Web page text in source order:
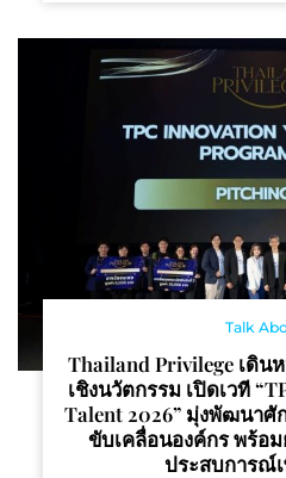
Talk
Thailand Privilege เดิ
เชิงนวัตกรรม เปิดเวที
Talent 2026” มุ่งพัฒนา
ขับเคลื่อนองค์กร พร้อ
ประสบการณ์